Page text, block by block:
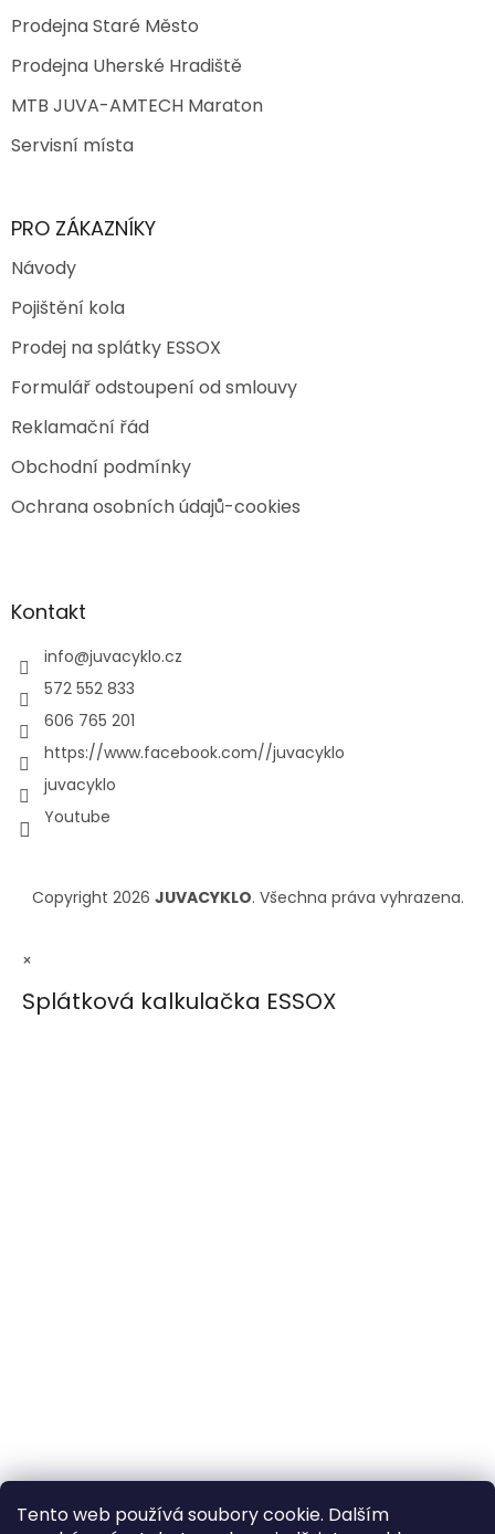
Tento web používá soubory cookie. Dalším
Prodejna Staré Město
Prodejna Uherské Hradiště
MTB JUVA-AMTECH Maraton
Servisní místa
PRO ZÁKAZNÍKY
Návody
Pojištění kola
Prodej na splátky ESSOX
Formulář odstoupení od smlouvy
Reklamační řád
Obchodní podmínky
Ochrana osobních údajů-cookies
Kontakt
info@juvacyklo.cz
572 552 833
606 765 201
https://www.facebook.com//juvacyklo
juvacyklo
Youtube
Copyright 2026 JUVACYKLO. Všechna práva vyhrazena.
×
Splátková kalkulačka ESSOX